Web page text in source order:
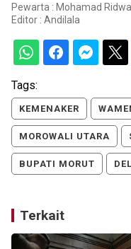
Pewarta : Mohamad
Editor : Andilala
Tags:
KEMENAKER
MOROWALI UTARA
BUPATI MORUT
Terkait